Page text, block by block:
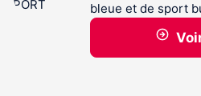
bleue et de sport